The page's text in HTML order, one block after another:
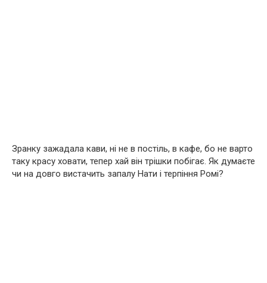
Зранку зажадала кави, ні не в постіль, в кафе, бо не варто
таку красу ховати, тепер хай він трішки побігає. Як думаєте
чи на довго вистачить запалу Нати і терпіння Ромі?